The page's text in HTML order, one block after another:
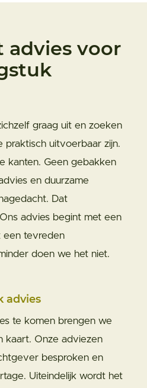
advies voor
graag uit en zoeken
praktisch uitvoerbaar zijn.
kanten. Geen gebakken
en duurzame
Dat
advies begint met een
een tevreden
doen we het niet.
advies
te komen brengen we
kaart. Onze adviezen
besproken en
Uiteindelijk wordt het